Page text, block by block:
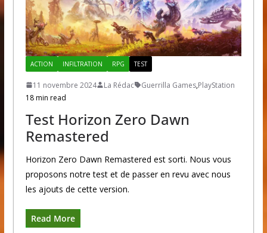
ACTION INFILTRATION RPG TEST
11 novembre 2024 La Rédac Guerrilla Games,PlayStation
18 min read
Test Horizon Zero Dawn
Remastered
Horizon Zero Dawn Remastered est sorti. Nous vous
proposons notre test et de passer en revu avec nous
les ajouts de cette version.
Read More